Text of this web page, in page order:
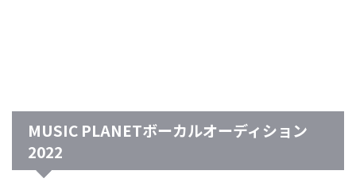
MUSIC PLANETボーカルオーディション
2022